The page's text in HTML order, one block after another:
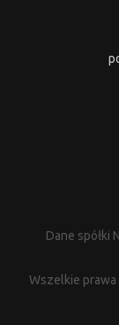
Dane spółki
Wszelkie